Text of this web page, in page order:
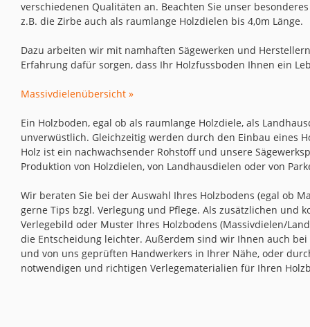
verschiedenen Qualitäten an. Beachten Sie unser
z.B. die Zirbe auch als raumlange Holzdielen bis 4,0m Länge.
Dazu arbeiten wir mit namhaften Sägewerken und
Erfahrung dafür sorgen, dass Ihr Holzfussboden Ihnen ein
Massivdielenübersicht »
Ein Holzboden, egal ob als raumlange Holzdiele, als
unverwüstlich. Gleichzeitig werden durch den Einbau eines
Holz ist ein nachwachsender Rohstoff und unsere
Produktion von Holzdielen, von Landhausdielen oder von
Wir beraten Sie bei der Auswahl Ihres Holzbodens (egal ob
gerne Tips bzgl. Verlegung und Pflege. Als zusätzlichen und
Verlegebild oder Muster Ihres Holzbodens (Massivdielen/
die Entscheidung leichter. Außerdem sind wir Ihnen auch
und von uns geprüften Handwerkers in Ihrer Nähe, oder
notwendigen und richtigen Verlegematerialien für Ihren